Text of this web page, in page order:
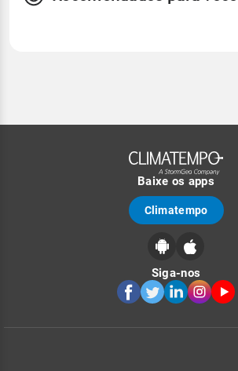
Baixe os apps
Climatempo
Siga-nos